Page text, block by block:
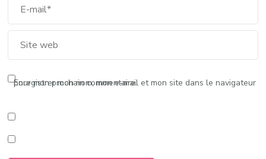
Enregistrer mon nom, mon e-mail et mon site dans le navigateur pour mon prochain commentaire.